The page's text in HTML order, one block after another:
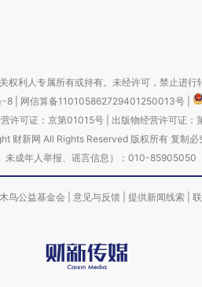
利人专属所有或持有。未经许可，禁止进行
-8 网信算备110105862729401250013号
许可证：京第01015号| 出版物经营许可证：
财新网 All Rights Reserved 版权所有 复制必
未成年人举报、谣言信息）：010-
鸟公益基金会 意见与反馈 提供新闻线索